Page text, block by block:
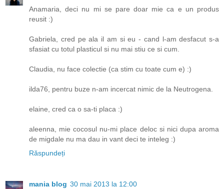
Anamaria, deci nu mi se pare doar mie ca e un produs
reusit :)
Gabriela, cred pe ala il am si eu - cand l-am desfacut s-a
sfasiat cu totul plasticul si nu mai stiu ce si cum.
Claudia, nu face colectie (ca stim cu toate cum e) :)
ilda76, pentru buze n-am incercat nimic de la Neutrogena.
elaine, cred ca o sa-ti placa :)
aleenna, mie cocosul nu-mi place deloc si nici dupa aroma
de migdale nu ma dau in vant deci te inteleg :)
Răspundeți
mania blog 30 mai 2013 la 12:00